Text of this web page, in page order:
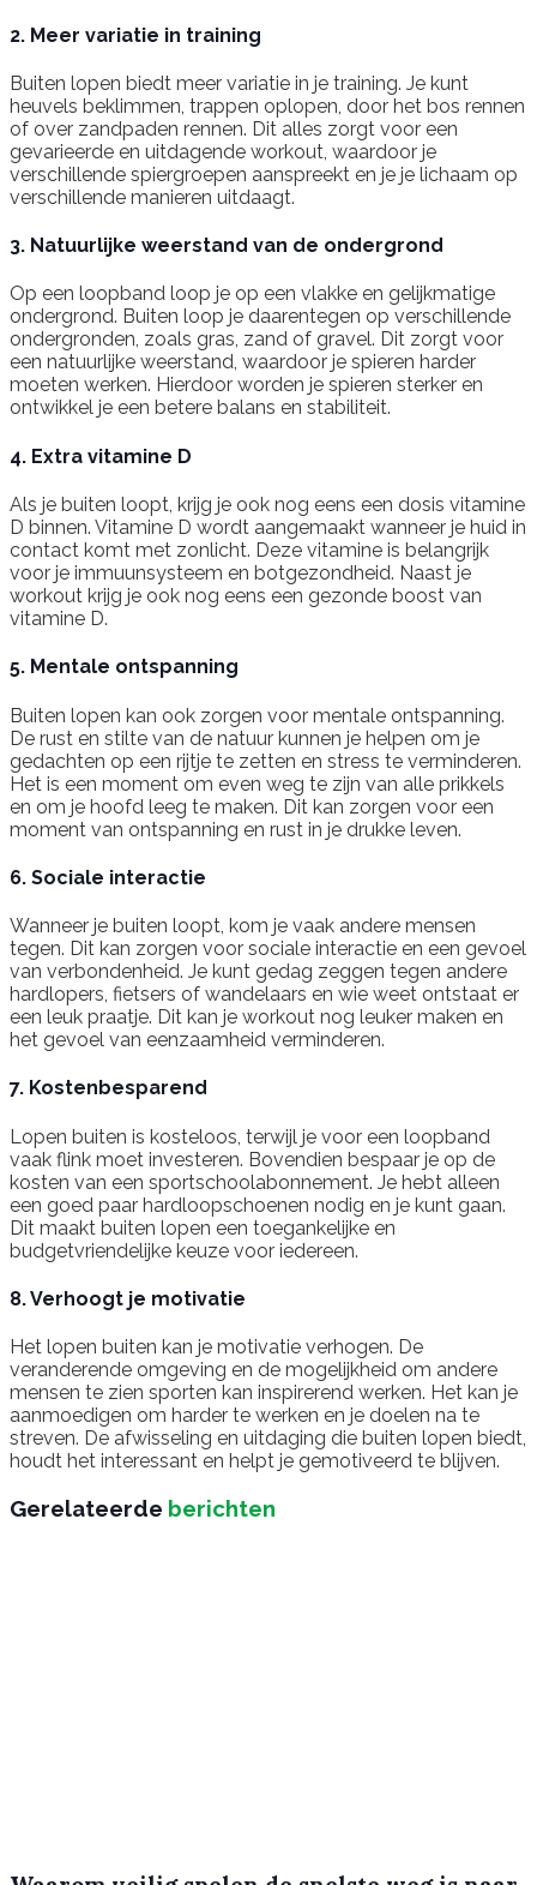
2. Meer variatie in training
Buiten lopen biedt meer variatie in je training. Je kunt
heuvels beklimmen, trappen oplopen, door het bos rennen
of over zandpaden rennen. Dit alles zorgt voor een
gevarieerde en uitdagende workout, waardoor je
verschillende spiergroepen aanspreekt en je je lichaam op
verschillende manieren uitdaagt.
3. Natuurlijke weerstand van de ondergrond
Op een loopband loop je op een vlakke en gelijkmatige
ondergrond. Buiten loop je daarentegen op verschillende
ondergronden, zoals gras, zand of gravel. Dit zorgt voor
een natuurlijke weerstand, waardoor je spieren harder
moeten werken. Hierdoor worden je spieren sterker en
ontwikkel je een betere balans en stabiliteit.
4. Extra vitamine D
Als je buiten loopt, krijg je ook nog eens een dosis vitamine
D binnen. Vitamine D wordt aangemaakt wanneer je huid in
contact komt met zonlicht. Deze vitamine is belangrijk
voor je immuunsysteem en botgezondheid. Naast je
workout krijg je ook nog eens een gezonde boost van
vitamine D.
5. Mentale ontspanning
Buiten lopen kan ook zorgen voor mentale ontspanning.
De rust en stilte van de natuur kunnen je helpen om je
gedachten op een rijtje te zetten en stress te verminderen.
Het is een moment om even weg te zijn van alle prikkels
en om je hoofd leeg te maken. Dit kan zorgen voor een
moment van ontspanning en rust in je drukke leven.
6. Sociale interactie
Wanneer je buiten loopt, kom je vaak andere mensen
tegen. Dit kan zorgen voor sociale interactie en een gevoel
van verbondenheid. Je kunt gedag zeggen tegen andere
hardlopers, fietsers of wandelaars en wie weet ontstaat er
een leuk praatje. Dit kan je workout nog leuker maken en
het gevoel van eenzaamheid verminderen.
7. Kostenbesparend
Lopen buiten is kosteloos, terwijl je voor een loopband
vaak flink moet investeren. Bovendien bespaar je op de
kosten van een sportschoolabonnement. Je hebt alleen
een goed paar hardloopschoenen nodig en je kunt gaan.
Dit maakt buiten lopen een toegankelijke en
budgetvriendelijke keuze voor iedereen.
8. Verhoogt je motivatie
Het lopen buiten kan je motivatie verhogen. De
veranderende omgeving en de mogelijkheid om andere
mensen te zien sporten kan inspirerend werken. Het kan je
aanmoedigen om harder te werken en je doelen na te
streven. De afwisseling en uitdaging die buiten lopen biedt,
houdt het interessant en helpt je gemotiveerd te blijven.
Gerelateerde berichten